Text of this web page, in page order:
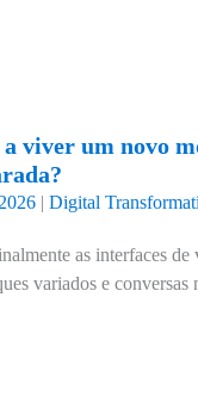
a viver um novo
| Digital
as interfaces de
variados e conversas